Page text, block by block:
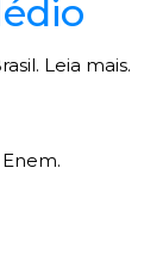
Leia mais.